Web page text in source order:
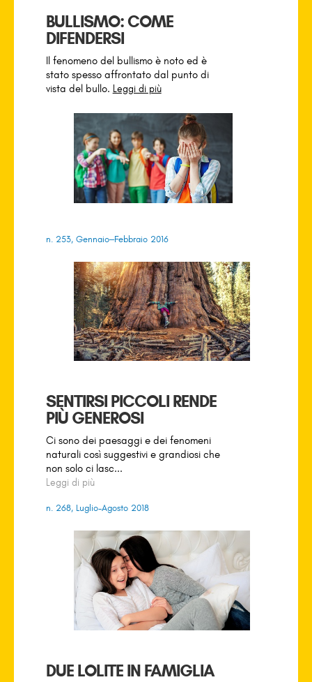
BULLISMO: COME
DIFENDERSI
Il fenomeno del bullismo è noto ed è
stato spesso affrontato dal punto di
vista del bullo. Leggi di più
n. 253, Gennaio–Febbraio 2016
SENTIRSI PICCOLI RENDE
PIÙ GENEROSI
Ci sono dei paesaggi e dei fenomeni
naturali così suggestivi e grandiosi che
non solo ci lasc...
Leggi di più
n. 268, Luglio-Agosto 2018
DUE LOLITE IN FAMIGLIA